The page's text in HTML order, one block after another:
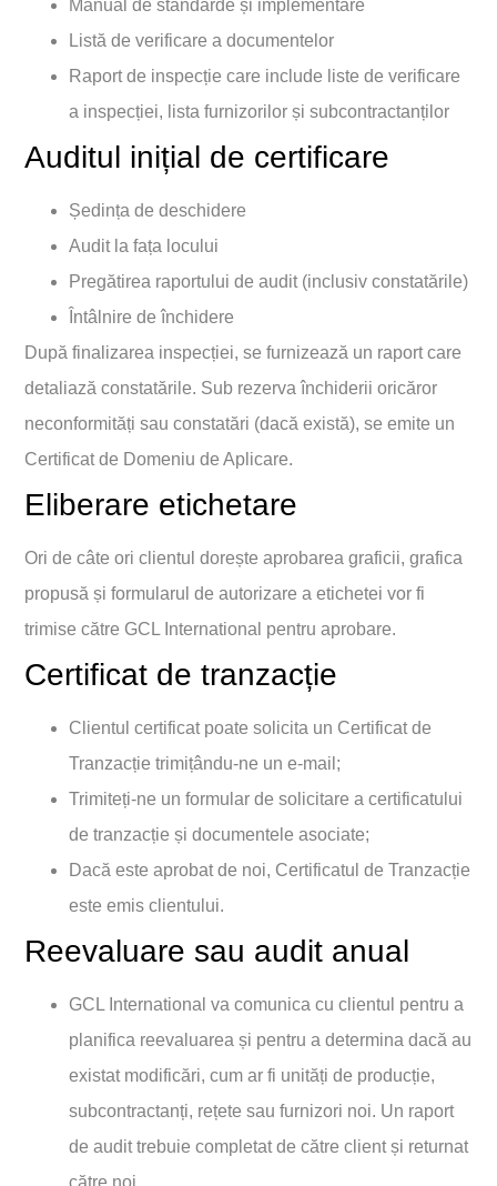
Manual de standarde și implementare
Listă de verificare a documentelor
Raport de inspecție care include liste de verificare
a inspecției, lista furnizorilor și subcontractanților
Auditul inițial de certificare
Ședința de deschidere
Audit la fața locului
Pregătirea raportului de audit (inclusiv constatările)
Întâlnire de închidere
După finalizarea inspecției, se furnizează un raport care
detaliază constatările. Sub rezerva închiderii oricăror
neconformități sau constatări (dacă există), se emite un
Certificat de Domeniu de Aplicare.
Eliberare etichetare
Ori de câte ori clientul dorește aprobarea graficii, grafica
propusă și formularul de autorizare a etichetei vor fi
trimise către GCL International pentru aprobare.
Certificat de tranzacție
Clientul certificat poate solicita un Certificat de
Tranzacție trimițându-ne un e-mail;
Trimiteți-ne un formular de solicitare a certificatului
de tranzacție și documentele asociate;
Dacă este aprobat de noi, Certificatul de Tranzacție
este emis clientului.
Reevaluare sau audit anual
GCL International va comunica cu clientul pentru a
planifica reevaluarea și pentru a determina dacă au
existat modificări, cum ar fi unități de producție,
subcontractanți, rețete sau furnizori noi. Un raport
de audit trebuie completat de către client și returnat
către noi.